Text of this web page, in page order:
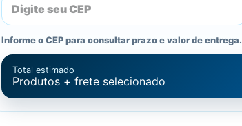
Informe o CEP para consultar prazo e valor de entrega.
Total estimado
Produtos + frete selecionado